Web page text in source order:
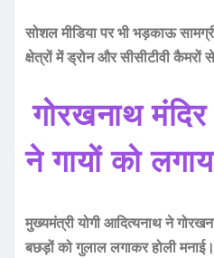
सोशल मीडिया पर भी भड़काऊ
क्षेत्रों में ड्रोन और सीसीटीवी कैमरों
गोरखनाथ
ने गायों को
मुख्यमंत्री योगी आदित्यनाथ ने
बछड़ों को गुलाल लगाकर होली